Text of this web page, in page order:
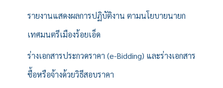
รายงานแสดงผลการปฏิบัติงาน ตามนโยบายนายก
เทศมนตรีเมืองร้อยเอ็ด
ร่างเอกสารประกวดราคา (e-Bidding) และร่างเอกสาร
ซื้อหรือจ้างด้วยวิธีสอบราคา